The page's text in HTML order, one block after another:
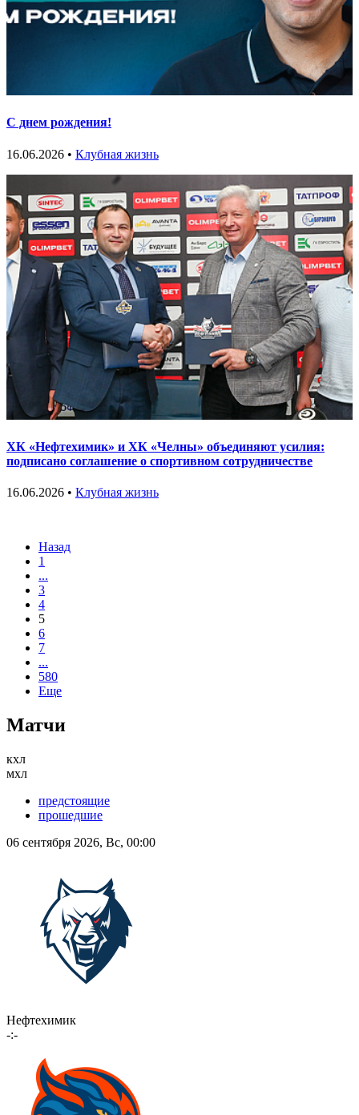
С днем рождения!
16.06.2026 • Клубная жизнь
ХК «Нефтехимик» и ХК «Челны» объединяют усилия:
подписано соглашение о спортивном сотрудничестве
16.06.2026 • Клубная жизнь
Назад
1
...
3
4
5
6
7
...
580
Еще
Матчи
кхл
мхл
предстоящие
прошедшие
06 сентября 2026, Вс, 00:00
Нефтехимик
-:-